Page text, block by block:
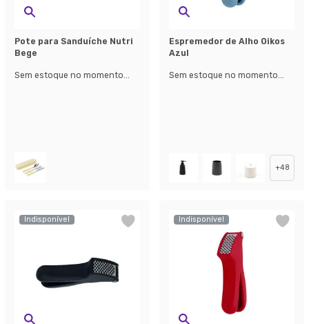
Pote para Sanduíche Nutri
Bege
Sem estoque no momento...
Espremedor de Alho Oikos
Azul
Sem estoque no momento...
+48
Indisponível Indisponível